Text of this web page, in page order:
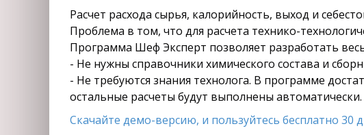
Расчет расхода сырья, калорийность, выход и
Проблема в том, что для расчета технико-
Программа Шеф Эксперт позволяет разработать
- Не нужны справочники химического состава и
- Не требуются знания технолога. В программе
остальные расчеты будут выполнены автоматически.
Скачайте демо-версию, и пользуйтесь бесплатно 30